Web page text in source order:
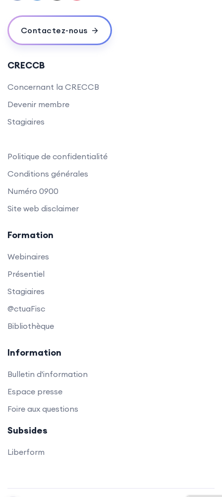
Contactez-nous
CRECCB
Concernant la CRECCB
Devenir membre
Stagiaires
Politique de confidentialité
Conditions générales
Numéro 0900
Site web disclaimer
Formation
Webinaires
Présentiel
Stagiaires
@ctuaFisc
Bibliothèque
Information
Bulletin d'information
Espace presse
Foire aux questions
Subsides
Liberform